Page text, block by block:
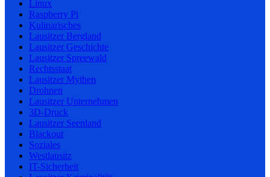
Linux
Raspberry Pi
Kulinarisches
Lausitzer Bergland
Lausitzer Geschichte
Lausitzer Spreewald
Rechtsstaat
Lausitzer Mythen
Drohnen
Lausitzer Unternehmen
3D-Druck
Lausitzer Seenland
Blackout
Soziales
Westlausitz
IT-Sicherheit